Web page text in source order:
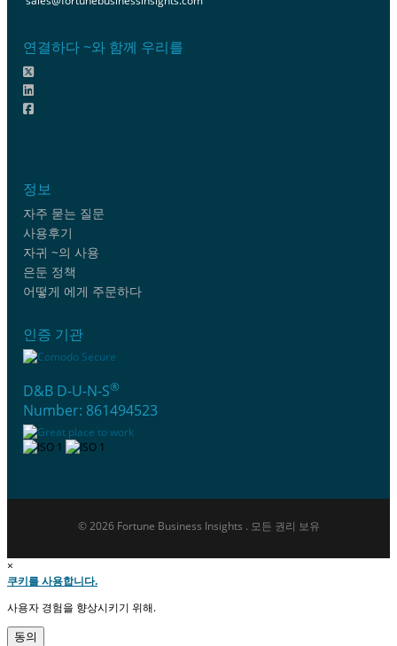
연결하다 ~와 함께 우리를
정보
자주 묻는 질문
사용후기
자귀 ~의 사용
은둔 정책
어떻게 에게 주문하다
인증 기관
D&B D-U-N-S®
Number: 861494523
© 2026 Fortune Business Insights . 모든 권리 보유
×
쿠키를 사용합니다.
사용자 경험을 향상시키기 위해.
동의